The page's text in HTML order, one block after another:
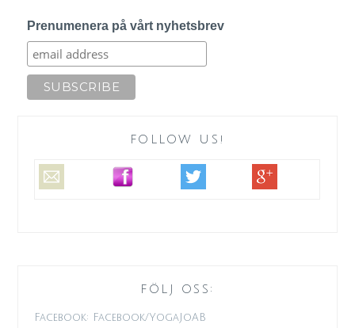
Prenumenera på vårt nyhetsbrev
FOLLOW US!
FÖLJ OSS:
Facebook: Facebook/YogaJoAB